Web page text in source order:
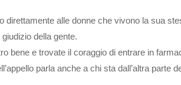
direttamente alle donne che vivono la sua
della gente.
bene e trovate il coraggio di entrare in
parla anche a chi sta dall’altra parte